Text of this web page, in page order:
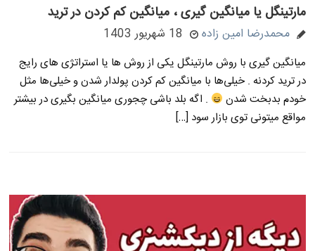
مارتینگل یا میانگین گیری ، میانگین کم کردن در ترید
محمدرضا امین زاده 18 شهریور 1403
میانگین گیری با روش مارتینگل یکی از روش ها یا استراتژی های رایج
در ترید کردنه . خیلی‌ها با میانگین کم کردن پولدار شدن و خیلی‌ها مثل
خودم بدبخت شدن
. اگه بلد باشی چجوری میانگین بگیری در بیشتر
مواقع میتونی توی بازار سود […]